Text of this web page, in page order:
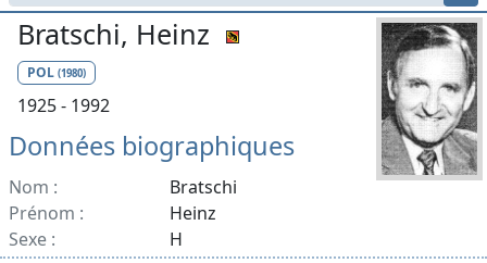
Bratschi, Heinz
POL (1980)
1925 - 1992
Données biographiques
Nom :
Bratschi
Prénom :
Heinz
Sexe :
H